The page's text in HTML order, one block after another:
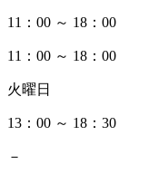
11：00 ～ 18：00
11：00 ～ 18：00
火曜日
13：00 ～ 18：30
－